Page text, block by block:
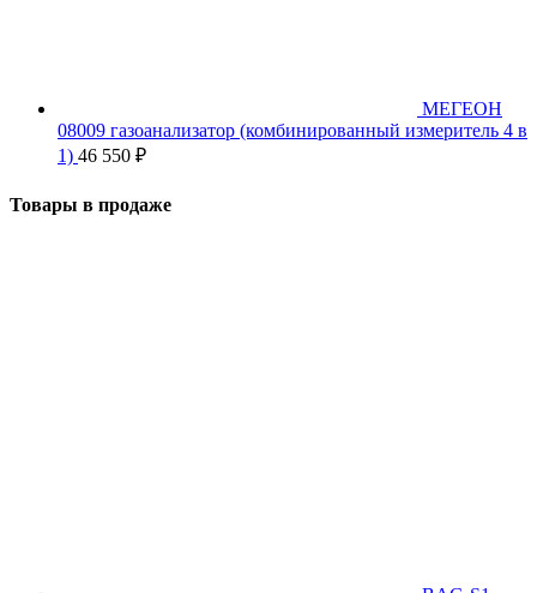
МЕГЕОН
08009 газоанализатор (комбинированный измеритель 4 в
1) 46 550 ₽
Товары в продаже